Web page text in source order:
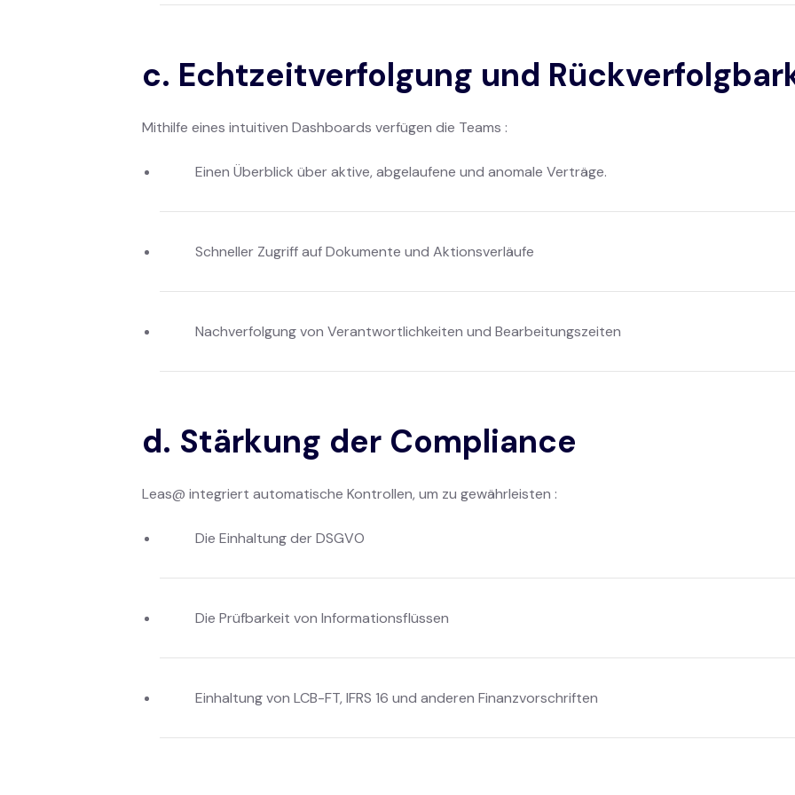
c. Echtzeitverfolgung und
Mithilfe eines intuitiven Dashboards verfügen die Teams :
Einen Überblick über aktive, abgelaufene und anomale Verträge.
Schneller Zugriff auf Dokumente und Aktionsverläufe
Nachverfolgung von Verantwortlichkeiten und Bearbeitungszeiten
d. Stärkung der Compliance
Leas@ integriert automatische Kontrollen, um zu gewährleisten :
Die Einhaltung der DSGVO
Die Prüfbarkeit von Informationsflüssen
Einhaltung von LCB-FT, IFRS 16 und anderen Finanzvorschriften